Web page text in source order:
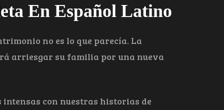
En Español Latino
no es lo que parecía. La
arriesgar su familia por una nueva
intensas con nuestras historias de